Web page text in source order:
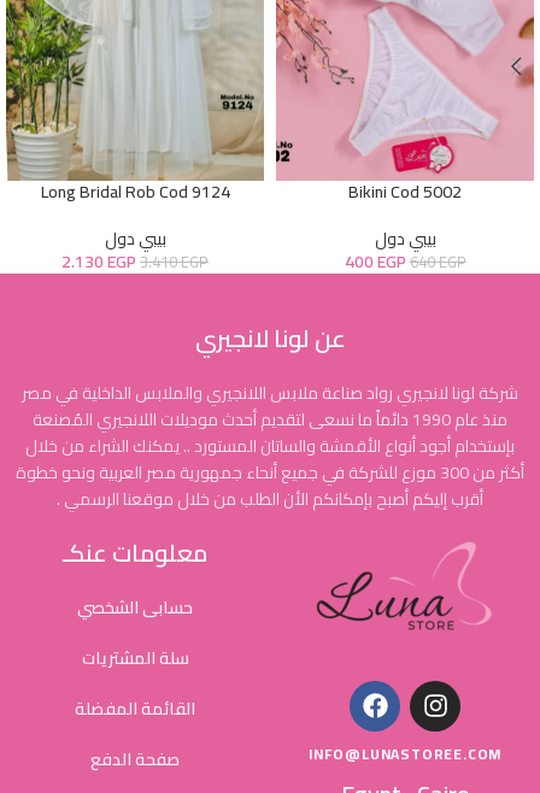
Bikini Cod 5002
بيبي دول
640EGP
400EGP
Long Bridal Rob Cod 9124
بيبي دول
3.410EGP
2.130EGP
عن لونا لانجيري
شركة لونا لانجيري رواد صناعة ملابس اللانجيري والملابس الداخلية في مصر
منذ عام 1990 دائماً ما نسعى لتقديم أحدث موديلات اللانجيري المُصنعة
بإستخدام أجود أنواع الأقمشة والساتان المستورد .. يمكنك الشراء من خلال
أكثر من 300 موزع للشركة في جميع أنحاء جمهورية مصر العربية ونحو خطوة
أقرب إليكم أصبح بإمكانكم الأن الطلب من خلال موقعنا الرسمي .
INFO@LUNASTOREE.COM
معلومات عنكـ
حسابى الشخصي
سلة المشتريات
القائمة المفضلة
صفحة الدفع